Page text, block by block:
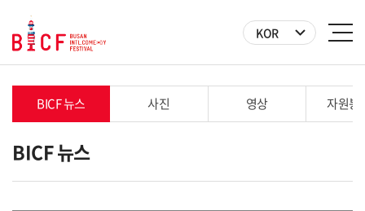
KOR
BICF 뉴스 사진 영상 자원봉
BICF 뉴스